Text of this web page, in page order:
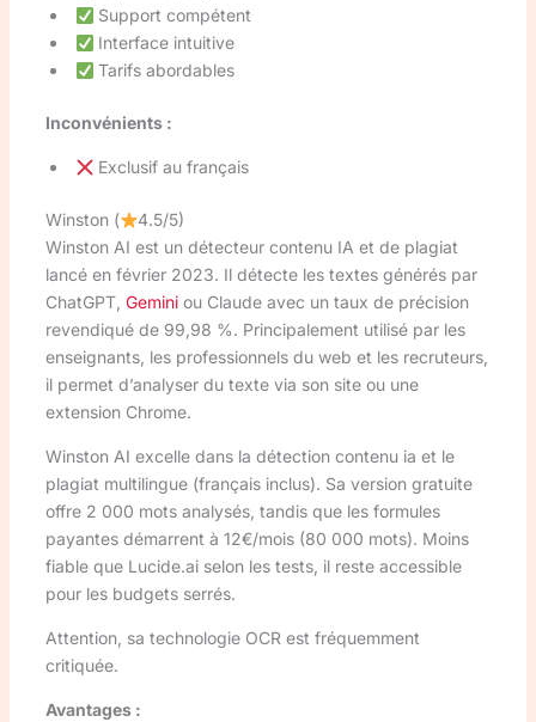
Support compétent
Interface intuitive
Tarifs abordables
Inconvénients :
Exclusif au français
Winston (
4.5/5)
Winston AI est un détecteur contenu IA et de plagiat
lancé en février 2023. Il détecte les textes générés par
ChatGPT, Geminiou Claude avec un taux de précision
revendiqué de 99,98 %. Principalement utilisé par les
enseignants, les professionnels du web et les recruteurs,
il permet d’analyser du texte via son site ou une
extension Chrome.
Winston AI excelle dans la détection contenu ia et le
plagiat multilingue (français inclus). Sa version gratuite
offre 2 000 mots analysés, tandis que les formules
payantes démarrent à 12€/mois (80 000 mots). Moins
fiable que Lucide.ai selon les tests, il reste accessible
pour les budgets serrés.
Attention, sa technologie OCR est fréquemment
critiquée.
Avantages :